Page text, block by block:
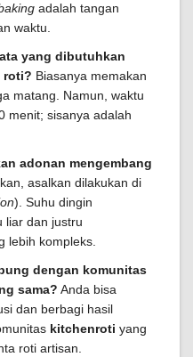
adalah tangan
waktu.
yang dibutuhkan
roti? Biasanya memakan
matang. Namun, waktu
menit; sisanya adalah
adonan mengembang
asalkan dilakukan di
). Suhu dingin
liar dan justru
lebih kompleks.
dengan komunitas
sama? Anda bisa
dan berbagi hasil
kitchenroti yang
roti artisan.